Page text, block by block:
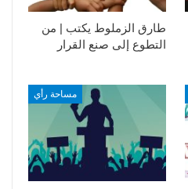
طارق الزملوط يكتب | من
التطوع إلى صنع القرار
مساحة رأي